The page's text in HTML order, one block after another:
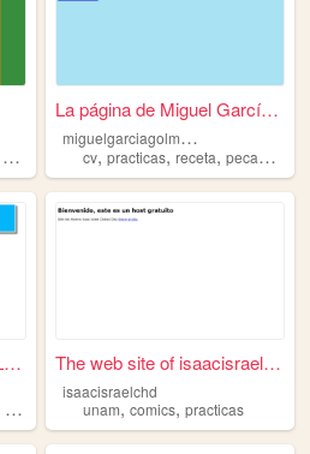
miriadax
La página de Miguel García G...
m
iguelgarciagolmayo
cv,practicas,receta,pecanpie
PRACTICAS DESARROLLO WEB
html5
The web site of isaacisraelc...
isaacisraelchd
unam,comics,practicas